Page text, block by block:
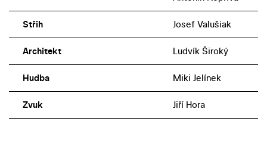
Střih Josef Valušiak
Architekt Ludvík Široký
Hudba Miki Jelínek
Zvuk Jiří Hora